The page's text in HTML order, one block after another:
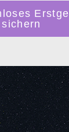
sichern